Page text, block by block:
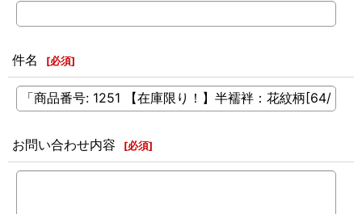
件名 [必須]
お問い合わせ内容 [必須]